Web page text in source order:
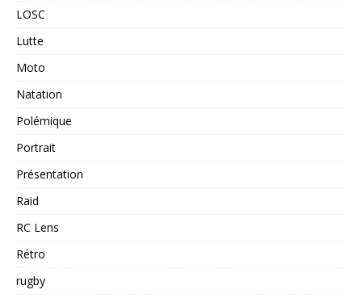
LOSC
Lutte
Moto
Natation
Polémique
Portrait
Présentation
Raid
RC Lens
Rétro
rugby